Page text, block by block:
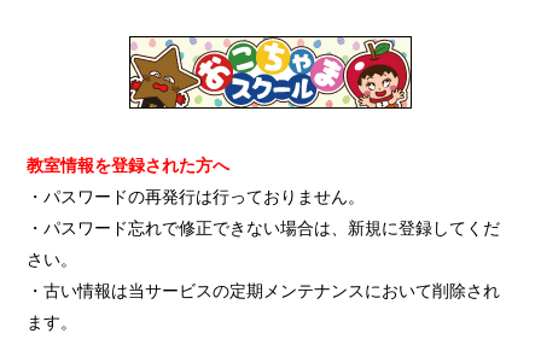
教室情報を登録された方へ
・パスワードの再発行は行っておりません。
・パスワード忘れで修正できない場合は、新規に登録してくだ
さい。
・古い情報は当サービスの定期メンテナンスにおいて削除され
ます。